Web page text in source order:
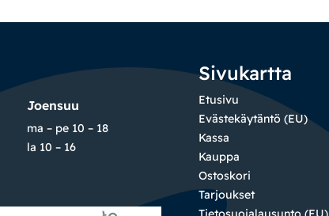
Joensuu
ma – pe 10 – 18
la 10 – 16
Sivukartta
Etusivu
Evästekäytäntö (EU)
Kassa
Kauppa
Ostoskori
Tarjoukset